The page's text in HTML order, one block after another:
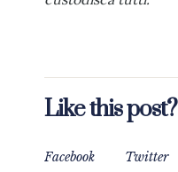
Like this post?
Facebook Twitter